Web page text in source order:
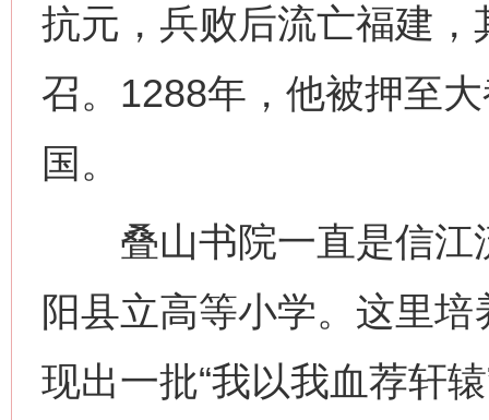
抗元，兵败后流亡福建
召。1288年，他被押至
国。
叠山书院一直是信江
阳县立高等小学。这里
现出一批“我以我血荐轩